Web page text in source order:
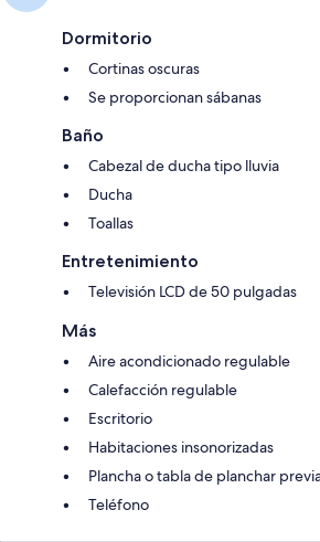
Dormitorio
Cortinas oscuras
Se proporcionan sábanas
Baño
Cabezal de ducha tipo lluvia
Ducha
Toallas
Entretenimiento
Televisión LCD de 50 pulgadas
Más
Aire acondicionado regulable
Calefacción regulable
Escritorio
Habitaciones insonorizadas
Plancha o tabla de planchar
Teléfono